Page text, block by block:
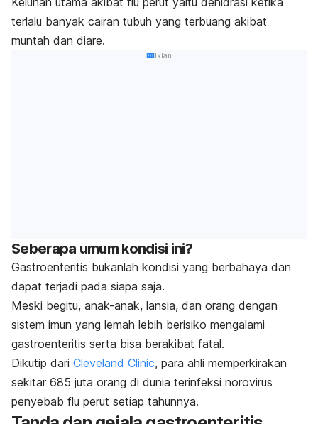
terlalu banyak cairan tubuh yang terbuang akibat
muntah dan diare.
Iklan
Seberapa umum kondisi ini?
Gastroenteritis bukanlah kondisi yang berbahaya dan
dapat terjadi pada siapa saja.
Meski begitu, anak-anak, lansia, dan orang dengan
sistem imun yang lemah lebih berisiko mengalami
gastroenteritis serta bisa berakibat fatal.
Dikutip dari Cleveland Clinic, para ahli memperkirakan
sekitar 685 juta orang di dunia terinfeksi norovirus
penyebab flu perut setiap tahunnya.